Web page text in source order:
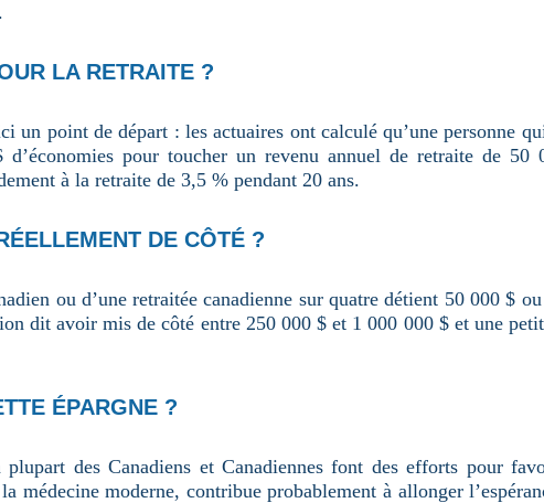
LA RETRAITE ?
un point de départ : les actuaires ont calculé qu’une personne
pour toucher un revenu annuel de retraite de 50
à la retraite de 3,5 % pendant 20 ans.
DE CÔTÉ ?
ou d’une retraitée canadienne sur quatre détient 50 000 $
dit avoir mis de côté entre 250 000 $ et 1 000 000 $ et une
ÉPARGNE ?
des Canadiens et Canadiennes font des efforts pour
médecine moderne, contribue probablement à allonger